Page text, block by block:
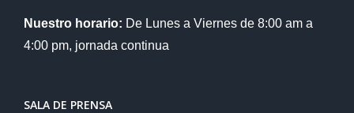
Nuestro horario: De Lunes a Viernes de 8:00 am a
4:00 pm, jornada continua
SALA DE PRENSA